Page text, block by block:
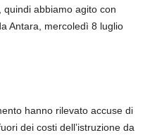
abbiamo agito con
Antara, mercoledì 8 luglio
hanno rilevato accuse di
dei costi dell’istruzione da